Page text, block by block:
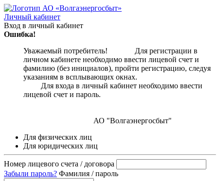
Личный кабинет
Вход в личный кабинет
Ошибка!
Уважаемый потребитель! Для регистрации в
личном кабинете необходимо ввести лицевой счет и
фамилию (без инициалов), пройти регистрацию, следуя
указаниям в всплывающих окнах.
Для входа в личный кабинет необходимо ввести
лицевой счет и пароль.
АО "Волгаэнергосбыт"
Для физических лиц
Для юридических лиц
Номер лицевого счета / договора
Забыли пароль? Фамилия / пароль